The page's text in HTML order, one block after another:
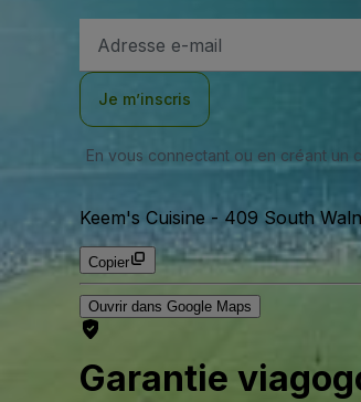
e-
Je m’inscris
En vous connectant ou en créant un
Keem's Cuisine - 409 South
Copier
Ouvrir dans Google Maps
Garantie